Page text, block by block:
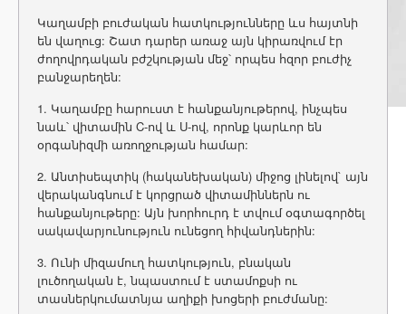
Կաղամբի բուժական հատկությունները ևս հայտնի
են վաղուց: Շատ դարեր առաջ այն կիրառվում էր
ժողովրդական բժշկության մեջ՝ որպես հզոր բուժիչ
բանջարեղեն:
1. Կաղամբը հարուստ է հանքանյութերով, ինչպես
նաև՝ վիտամին C-ով և U-ով, որոնք կարևոր են
օրգանիզմի առողջության համար:
2. Անտիսեպտիկ (հականեխական) միջոց լինելով` այն
վերականգնում է կորցրած վիտամիններն ու
հանքանյութերը: Այն խորհուրդ է տվում օգտագործել
սակավարյունություն ունեցող հիվանդներին:
3. Ունի միզամուղ հատկություն, բնական
լուծողական է, նպաստում է ստամոքսի ու
տասներկումատնյա աղիքի խոցերի բուժմանը: